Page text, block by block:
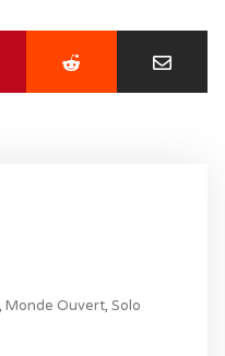
Monde Ouvert Solo